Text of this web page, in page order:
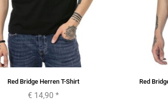
Red Bridge Herren T-Shirt
€ 14,90 *
Red